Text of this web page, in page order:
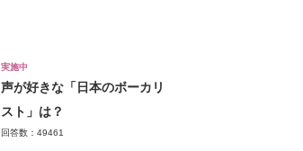
実施中
声が好きな「日本のボーカリ
スト」は？
回答数：49461